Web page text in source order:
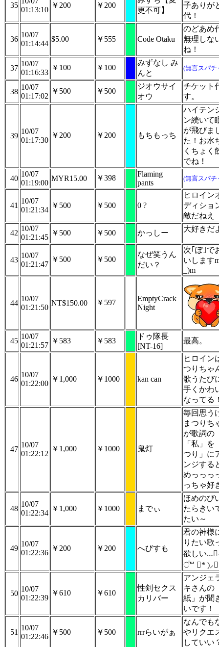
35
01:13:10
￥200 ￥200
更不可】
子ありが
代！
36
10/07
01:14:44
$5.00 ￥555 Code Otaku
のどあめ
無理しな
ね！
37
10/07
01:16:33
￥100 ￥100
みずなし み
んと
(無言スパチ
38
10/07
01:17:02
￥500 ￥500
ジオウサイ
オウ
チケット
す。
39
10/07
01:17:30
￥200 ￥200 もちもっち
ハイテン
ン続いて
が飛びま
た！お水
くちょく
でね！
40
10/07
01:19:00
MYR15.00 ￥398
Flaming
pants
(無言スパチ
41
10/07
01:21:34
￥500 ￥500 0 ?
ヒロイン
ディショ
敵だねえ
42
10/07
01:21:45
￥500 ￥500 かっしー 大好きだ
43
10/07
01:21:47
￥500 ￥500
なぜ笑うん
だい？
次｢ぽ｣で
いします
_)m
44
10/07
01:21:50
NT$150.00 ￥597
EmptyCrack
Night
45
10/07
01:21:57
￥583 ￥583
ドゥ隊長
[NT-16]
最高。
46
10/07
01:22:00
￥1,000 ￥1000 kan can
ヒロイン
つりちゃ
歌うたび
手くかわ
なってる
47
10/07
01:22:12
￥1,000 ￥1000 鬼灯
毎回思う
まつりち
が歌詞の
「私」を
つり」に
ンジする
めっっっ
っちゃ好
48
10/07
01:22:34
￥1,000 ￥1000 までぃ
ほめのび
たらきい
たい～
49
10/07
01:22:36
￥200 ￥200 へびすも
君の神様
りたい歌
欲しい
॑꒳ ॑*
50
10/07
01:22:39
￥610 ￥610
性剣セクス
カリバー
アンジェ
キさんの
紙」が聞
いです！
51
10/07
01:22:46
￥500 ￥500 rrrらいがぁ
なんでも
やリクエ
していい